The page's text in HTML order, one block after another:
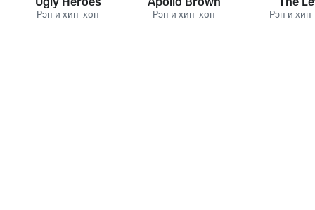
Рэп и хип-хоп Рэп и хип-хоп Рэп и